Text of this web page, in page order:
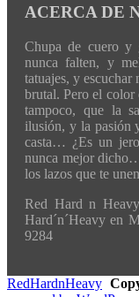
ACERCA DE
Chupa de cuero y
nunca falten, y
tatuajes, y escuchar
brutal. Pero el color
tampoco, que la
ilusión, y la pasión
casta… ¿Es un
nunca mejor
los lazos que te
Red Hard n
Hard´n´Heavy en
9284
RedHardnHeavy